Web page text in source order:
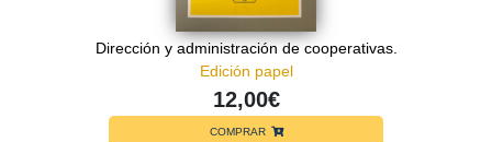
Dirección y administración de cooperativas.
Edición papel
12,00€
COMPRAR